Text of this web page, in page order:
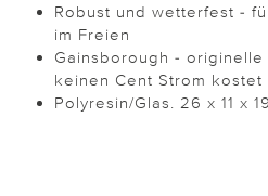
Robust und wetterfest -
im Freien
Gainsborough -
keinen Cent Strom kostet
Polyresin/Glas. 26 x 11 x